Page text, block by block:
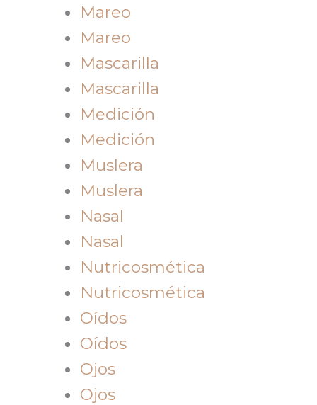
Mareo
Mareo
Mascarilla
Mascarilla
Medición
Medición
Muslera
Muslera
Nasal
Nasal
Nutricosmética
Nutricosmética
Oídos
Oídos
Ojos
Ojos